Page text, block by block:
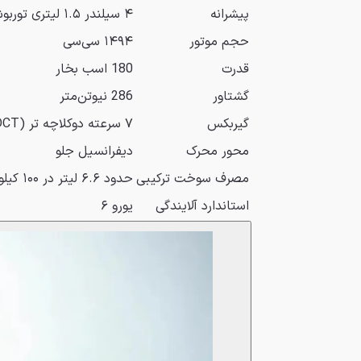
پیشرانه
۴ سیلندر ۱.۵ لیتری توربوشارژ
حجم موتور
۱۴۹۴ سی‌سی
قدرت
180 اسب بخار
گشتاور
286 نیوتن‌متر
گیربکس
۷ سرعته دوکلاچه تر (DCT)
محور محرک
دیفرانسیل جلو
مصرف سوخت ترکیبی حدود ۶.۶ لیتر در ۱۰۰ کیلومتر
استاندارد آلایندگی
یورو ۶